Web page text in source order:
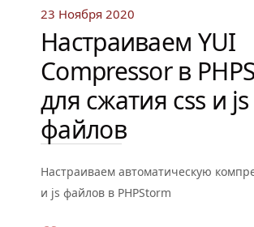
23 Ноября 2020
Настраиваем YUI
Compressor в
для сжатия css и js
файлов
Настраиваем автоматическую
и js файлов в PHPStorm